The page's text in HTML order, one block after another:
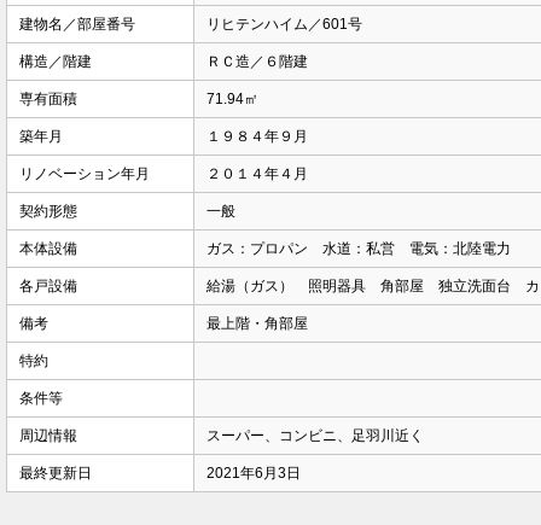
建物名／部屋番号 リヒテンハイム／601号
構造／階建 ＲＣ造／６階建
専有面積 71.94㎡
築年月 １９８４年９月
リノベーション年月 ２０１４年４月
契約形態 一般
本体設備 ガス：プロパン 水道：私営 電気：北陸電力
各戸設備 給湯（ガス） 照明器具 角部屋 独立洗面台
備考 最上階・角部屋
特約
条件等
周辺情報 スーパー、コンビニ、足羽川近く
最終更新日 2021年6月3日